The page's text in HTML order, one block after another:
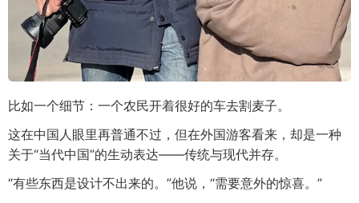
比如一个细节：一个农民开着很好的车去割麦子。
这在中国人眼里再普通不过，但在外国游客看来，却是一种
关于“当代中国”的生动表达——传统与现代并存。
“有些东西是设计不出来的。”他说，“需要意外的惊喜。”